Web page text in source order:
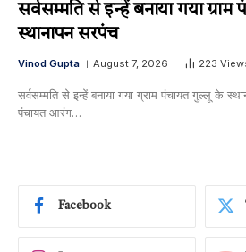
सर्वसम्मति से इन्हें बनाया गया
स्थानापन सरपंच
Vinod Gupta August 7, 2026 223
सर्वसम्मति से इन्हें बनाया गया ग्राम पंचायत गुल्लू के
पंचायत आरंग…
Facebook